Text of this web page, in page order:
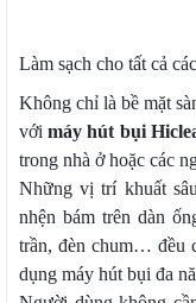
Làm sạch cho tất cả
Không chỉ là bề mặt
với máy hút bụi
trong nhà ở hoặc các
Những vị trí khuất
nhện bám trên dàn
trần, đèn chum… đều
dụng máy hút bụi đa